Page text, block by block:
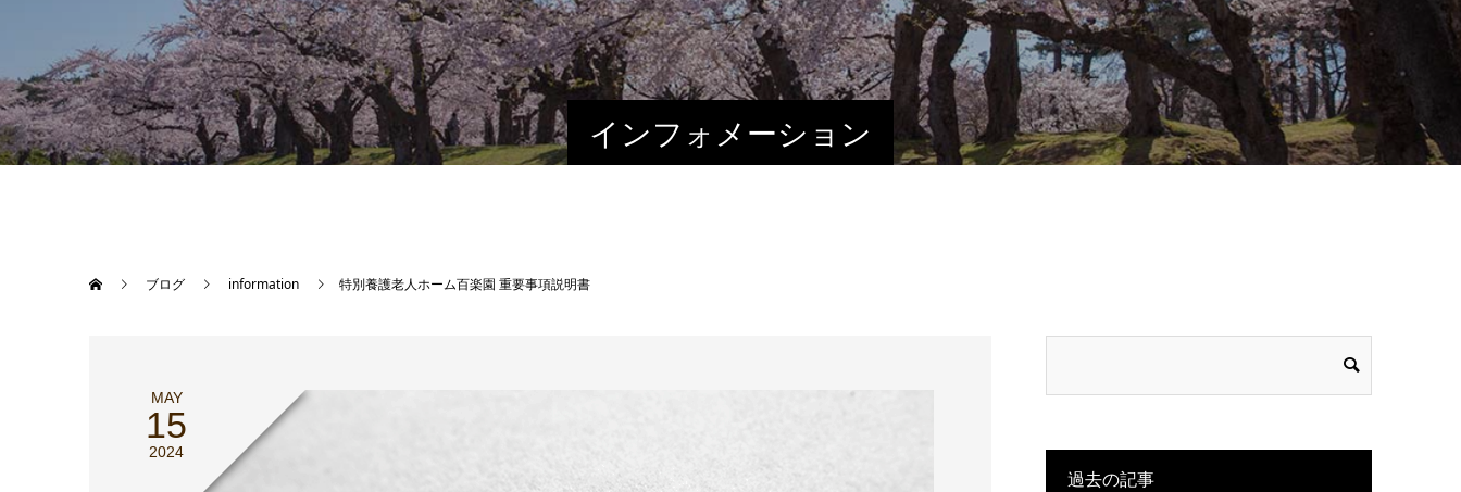
インフォメーション
ブログ information 特別養護老人ホーム百楽園 重要事項説明書
MAY
15
2024
過去の記事